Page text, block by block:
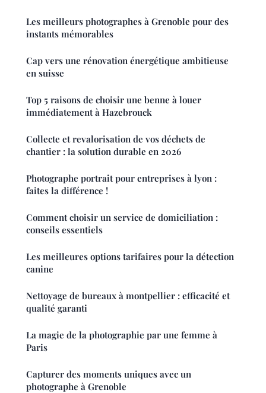
Les meilleurs photographes à Grenoble pour des
instants mémorables
Cap vers une rénovation énergétique ambitieuse
en suisse
Top 5 raisons de choisir une benne à louer
immédiatement à Hazebrouck
Collecte et revalorisation de vos déchets de
chantier : la solution durable en 2026
Photographe portrait pour entreprises à lyon :
faites la différence !
Comment choisir un service de domiciliation :
conseils essentiels
Les meilleures options tarifaires pour la détection
canine
Nettoyage de bureaux à montpellier : efficacité et
qualité garanti
La magie de la photographie par une femme à
Paris
Capturer des moments uniques avec un
photographe à Grenoble